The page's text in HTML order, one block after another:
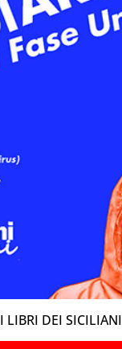
I LIBRI DEI SICILIANI